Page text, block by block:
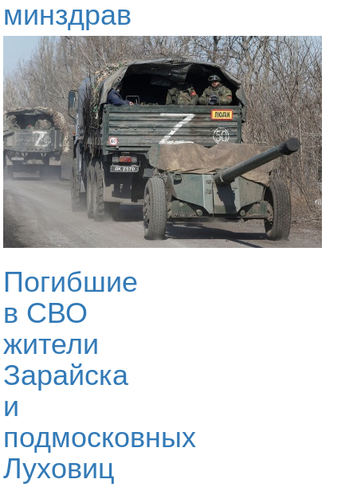
минздрав
Погибшие
в СВО
жители
Зарайска
и
подмосковных
Луховиц